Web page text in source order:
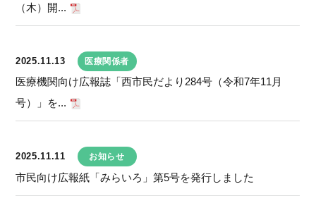
（木）開...
2025.11.13 医療関係者
医療機関向け広報誌「西市民だより284号（令和7年11月
号）」を...
2025.11.11 お知らせ
市民向け広報紙「みらいろ」第5号を発行しました